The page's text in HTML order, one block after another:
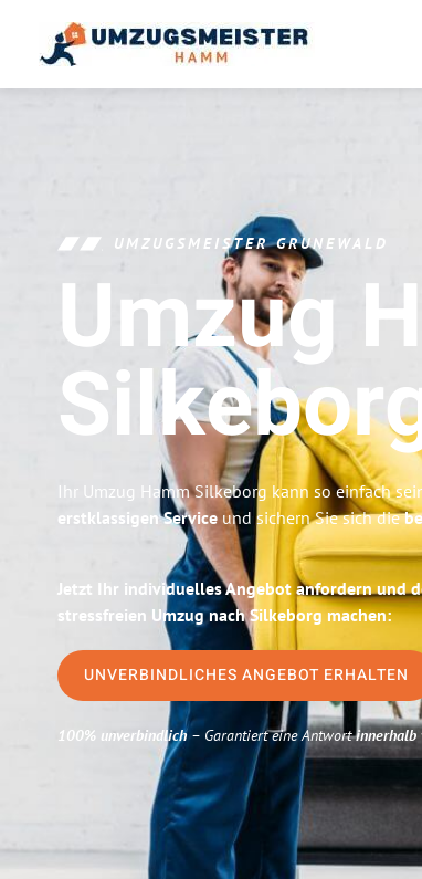
UMZUGSMEISTER GRUNEWALD
Umzug
Ihr Umzug Hamm Silkeborg kann so einfach
erstklassigen Service und sichern Sie sich die
Jetzt Ihr individuelles Angebot anfordern und
stressfreien Umzug nach Silkeborg machen:
UNVERBINDLICHES ANGEBOT ERHALTEN
100% unverbindlich– Garantiert eine Antwortinnerhalb